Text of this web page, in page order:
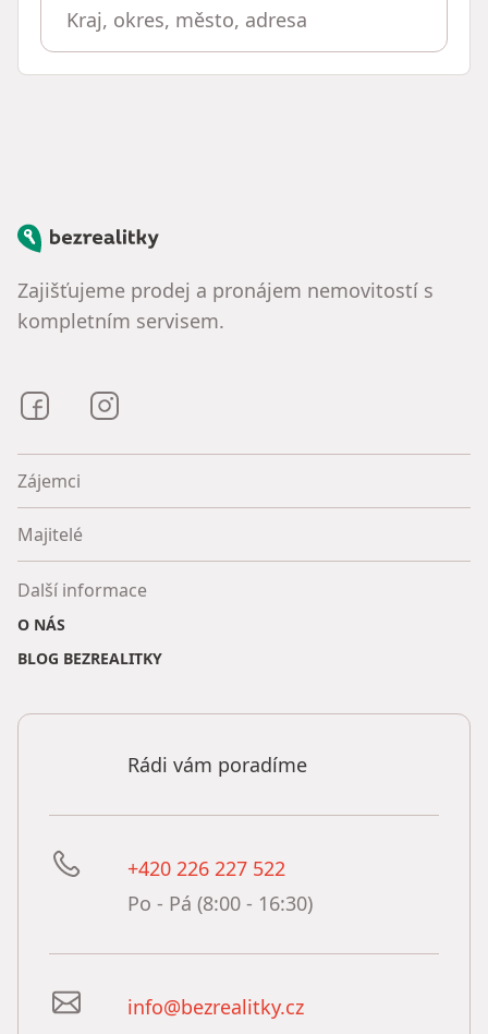
Bezrealitky
Zajišťujeme prodej a pronájem nemovitostí s
kompletním servisem.
Bezrealitky na Facebooku
Zájemci
Majitelé
Další informace
O NÁS
BLOG BEZREALITKY
Rádi vám poradíme
+420 226 227 522
Po - Pá (8:00 - 16:30)
info@bezrealitky.cz